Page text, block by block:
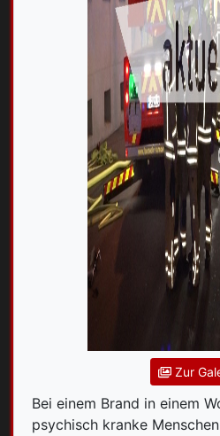
Zur
Bei einem Brand in einem
psychisch kranke